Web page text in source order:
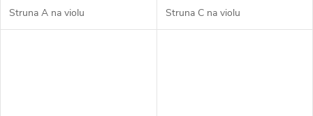
Struna A na violu Struna C na violu